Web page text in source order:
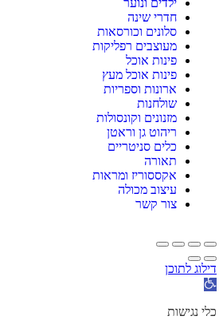
חדרי שינה
סלונים וכורסאות
מעוצבים רפליקות
פינות אוכל
פינות אוכל מעץ
ארונות וספריות
שולחנות
מזנונים וקונסולות
ריהוט גן וראטן
כלים סניטריים
תאורה
אקססוריז ומראות
עיצוב מכולה
צור קשר
דילוג לתוכן
פתח
נגישות
כלי נגישות